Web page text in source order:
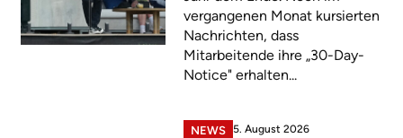
vergangenen Monat kursierten
Nachrichten, dass
Mitarbeitende ihre „30-Day-
Notice" erhalten...
NEWS 5. August 2026